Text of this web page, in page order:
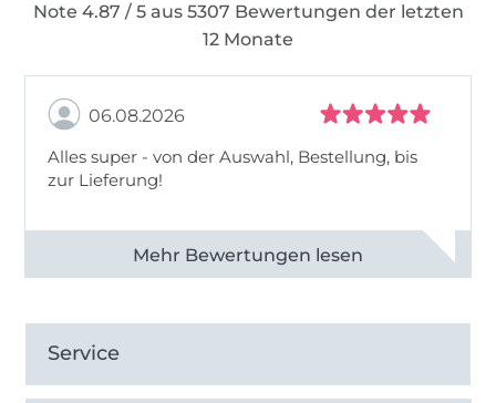
Note 4.87 / 5 aus 5307 Bewertungen der letzten
12 Monate
06.08.2026
Alles super - von der Auswahl, Bestellung, bis
zur Lieferung!
Alle 82968 Bewertungen ansehen
Service